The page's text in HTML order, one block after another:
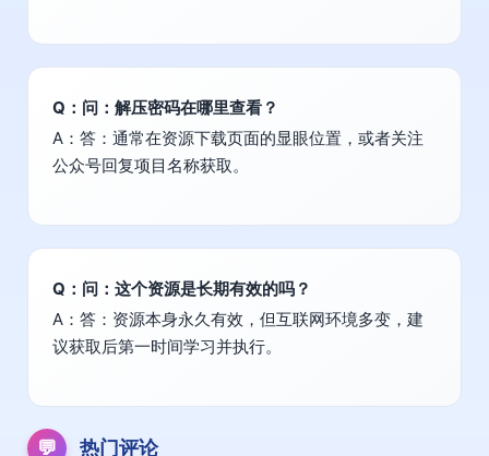
Q：问：解压密码在哪里查看？
A：答：通常在资源下载页面的显眼位置，或者关注
公众号回复项目名称获取。
Q：问：这个资源是长期有效的吗？
A：答：资源本身永久有效，但互联网环境多变，建
议获取后第一时间学习并执行。
💬 热门评论